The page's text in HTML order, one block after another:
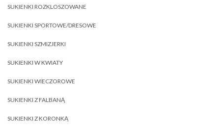
SUKIENKI ROZKLOSZOWANE
SUKIENKI SPORTOWE/DRESOWE
SUKIENKI SZMIZJERKI
SUKIENKI W KWIATY
SUKIENKI WIECZOROWE
SUKIENKI Z FALBANĄ
SUKIENKI Z KORONKĄ